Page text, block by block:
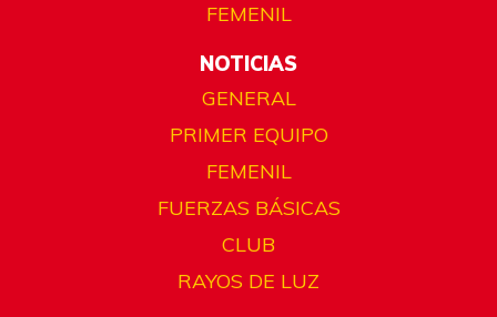
FEMENIL
NOTICIAS
GENERAL
PRIMER EQUIPO
FEMENIL
FUERZAS BÁSICAS
CLUB
RAYOS DE LUZ